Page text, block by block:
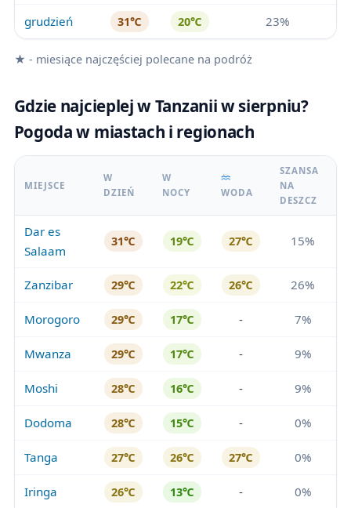
grudzień 31℃ 20℃ 23%
★ - miesiące najczęściej polecane na podróż
Gdzie najcieplej w Tanzanii w sierpniu?
Pogoda w miastach i regionach
MIEJSCE
W
DZIEŃ
W
NOCY
WODA
SZANSA
NA
DESZCZ
Dar es
Salaam
31℃ 19℃ 27℃ 15%
Zanzibar 29℃ 22℃ 26℃ 26%
Morogoro 29℃ 17℃ - 7%
Mwanza 29℃ 17℃ - 9%
Moshi 28℃ 16℃ - 9%
Dodoma 28℃ 15℃ - 0%
Tanga 27℃ 26℃ 27℃ 0%
Iringa 26℃ 13℃ - 0%